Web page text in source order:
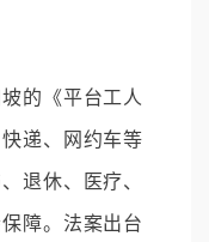
的《平台工人
递、网约车等
退休、医疗、
障。法案出台